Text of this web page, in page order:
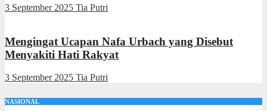
3 September 2025 Tia Putri
Mengingat Ucapan Nafa Urbach yang Disebut
Menyakiti Hati Rakyat
3 September 2025 Tia Putri
NASIONAL